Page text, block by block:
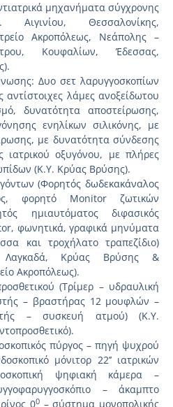
μηχανήματα σύγχρονης
Αιγινίου, Θεσσαλονίκης,
Ακροπόλεως, Νεάπολης –
Κουφαλίων, Έδεσσας,
Δυο σετ λαρυγγοσκοπίων
αντίστοιχες λάμες ανοξείδωτου
δυνατότητα αποστείρωσης,
ενηλίκων σιλικόνης, με
με δυνατότητα σύνδεσης
οξυγόνου, με πλήρες
(Κ.Υ. Κρύας Βρύσης).
(Φορητός δωδεκακάναλος
φορητό Monitor ζωτικών
ημιαυτόματος διφασικός
φωνητικά, γραφικά μηνύματα
και τροχήλατο τραπεζίδιο)
Λαγκαδά, Κρύας Βρύσης &
Ακροπόλεως).
(Τρίμερ – υδραυλική
– βραστήρας 12 μουφλών –
– συσκευή ατμού) (Κ.Υ.
πύργος – πηγή ψυχρού
μόνιτορ 22’’ ιατρικών
ψηφιακή κάμερα –
– άκαμπτο
00 – σύστημα μονοπολικής